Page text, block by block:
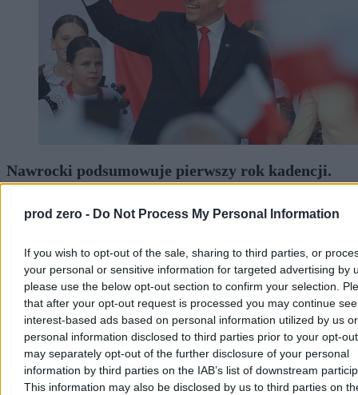
prod zero - Do Not Process My Personal Information
If you wish to opt-out of the sale, sharing to third parties, or
your personal or sensitive information for targeted advertising by
please use the below opt-out section to confirm your selection.
that after your opt-out request is processed you may continue
interest-based ads based on personal information utilized by us or
personal information disclosed to third parties prior to your opt-
may separately opt-out of the further disclosure of your personal
information by third parties on the IAB’s list of downstream
This information may also be disclosed by us to third parties on
Nawrocki podsumowuje pierwszy rok kadencji.
„Chcę, byście mnie oceniali”
– Bardzo się cieszę, że w rok od zaprzysiężenia jesteście ze swoim
tym, że mam być waszym głosem w Pałacu Prezydenckim –
powiedział Karol Nawrocki podczas obchodów rocznicy jego
zaprzysiężenia na stanowisko prezydenta RP. W trackie wystąpienia
zapowiedział, że w ciągu kilku miesięcy będzie przedstawiona
prezydencka strategia rozwoju.
Paweł Żurek
Wczoraj 18:56